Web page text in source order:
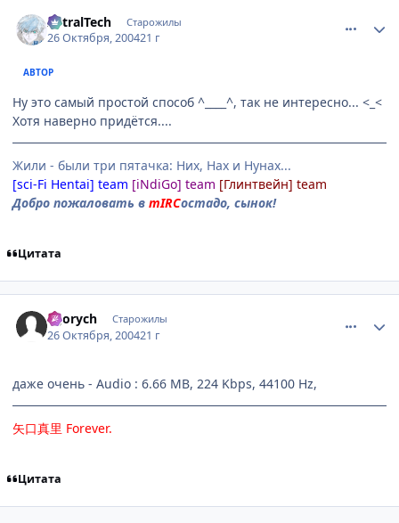
AstralTech Старожилы
26 Октября, 200421 г
АВТОР
Ну это самый простой способ ^____^, так не интересно... <_<
Хотя наверно придётся....
Жили - были три пятачка: Них, Нах и Нунах...
[sci-Fi Hentai] team [iNdiGo] team [Глинтвейн] team
Добро пожаловать в mIRCостадо, сынок!
Цитата
Egorych Старожилы
26 Октября, 200421 г
даже очень - Audio : 6.66 MB, 224 Kbps, 44100 Hz,
矢口真里 Forever.
Цитата